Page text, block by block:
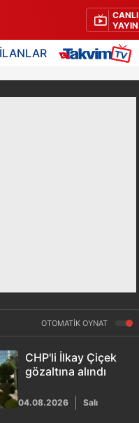
CANLI
YAYIN
OTOMATİK OYNAT
CHP'li İlkay Çiçek
gözaltına alındı
04.08.2026 Salı